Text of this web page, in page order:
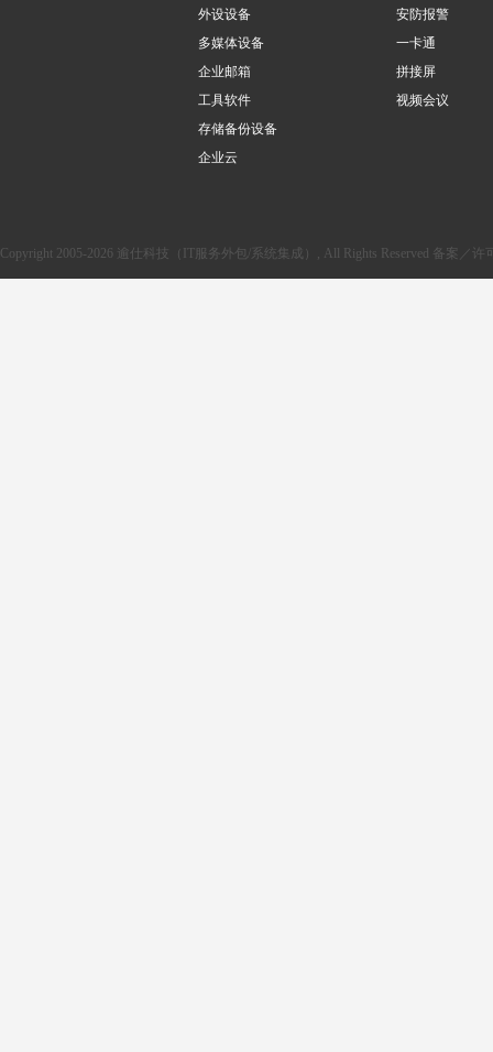
外设设备
多媒体设备
企业邮箱
工具软件
存储备份设备
企业云
安防报警
一卡通
拼接屏
视频会议
Copyright 2005-2026 逾仕科技（IT服务外包/系统集成）, All Rights Reserved 备案／